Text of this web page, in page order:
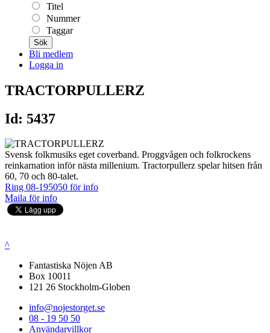
Titel
Nummer
Taggar
Sök
Bli medlem
Logga in
TRACTORPULLERZ
Id: 5437
Svensk folkmusiks eget coverband. Proggvågen och folkrockens
reinkarnation inför nästa millenium. Tractorpullerz spelar hitsen från
60, 70 och 80-talet.
Ring 08-195050 för info
Maila för info
^
Fantastiska Nöjen AB
Box 10011
121 26 Stockholm-Globen
info@nojestorget.se
08 - 19 50 50
Användarvillkor